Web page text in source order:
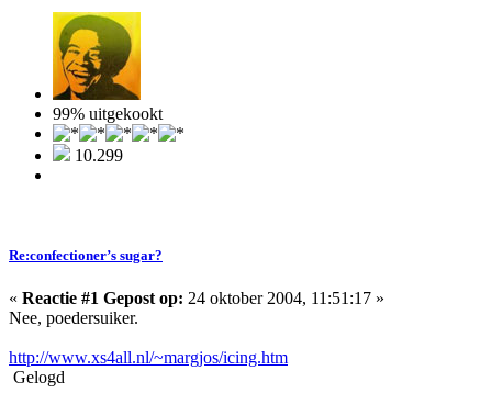
99% uitgekookt
10.299
Re:confectioner’s sugar?
« Reactie #1 Gepost op: 24 oktober 2004, 11:51:17 »
Nee, poedersuiker.
http://www.xs4all.nl/~margjos/icing.htm
Gelogd